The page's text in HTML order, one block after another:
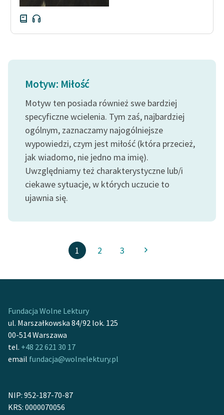
Motyw: Miłość
Motyw ten posiada również swe bardziej
specyficzne wcielenia. Tym zaś, najbardziej
ogólnym, zaznaczamy najogólniejsze
wypowiedzi, czym jest miłość (która przecież,
jak wiadomo, nie jedno ma imię).
Uwzględniamy też charakterystyczne lub/i
ciekawe sytuacje, w których uczucie to
ujawnia się.
1 2 3
Fundacja Wolne Lektury
ul. Marszałkowska 84/92 lok. 125
00-514 Warszawa
tel. +48 22 621 30 17
email fundacja@wolnelektury.pl
NIP: 952-187-70-87
KRS: 0000070056